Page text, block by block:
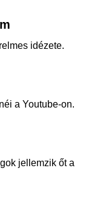
idézete.
a Youtube-on.
jellemzik őt a